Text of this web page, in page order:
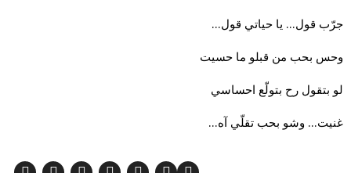
جرّب قول… يا حياتي قول…
وحس بحب من قبلو ما حسيت
لو بتقول رح بتولّع احساسي
غنيت… وشو بحب تقلّي آه…